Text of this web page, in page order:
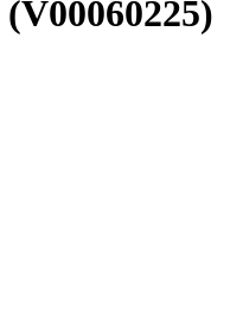
(V00060225)